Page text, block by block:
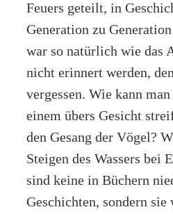
Feuers geteilt, in
Generation zu
war so natürlich wie das
nicht erinnert werden,
vergessen. Wie kann
einem übers Gesicht
den Gesang der Vögel?
Steigen des Wassers bei
sind keine in Büchern
Geschichten, sondern